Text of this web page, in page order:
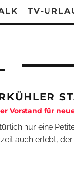
TV-
Vorstand für
nur eine
auch erlebt,